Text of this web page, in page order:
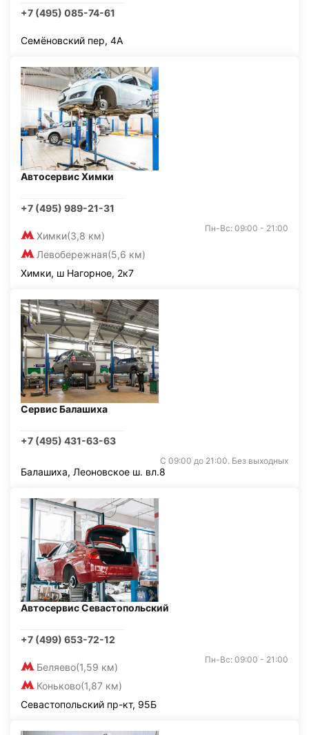
+7 (495) 085-74-61
Семёновский пер, 4А
Автосервис Химки
+7 (495) 989-21-31
Химки(3,8 км)
Левобережная(5,6 км)
Пн-Вс: 09:00 - 21:00
Химки, ш Нагорное, 2к7
Сервис Балашиха
+7 (495) 431-63-63
С 09:00 до 21:00. Без выходных
Балашиха, Леоновское ш. вл.8
Автосервис Севастопольский
+7 (499) 653-72-12
Беляево(1,59 км)
Коньково(1,87 км)
Пн-Вс: 09:00 - 21:00
Севастопольский пр-кт, 95Б